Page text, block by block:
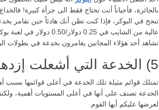
بالجائزة، فأحياناً أنت تحتاج فقط الى جرأة كبيرة!
تنجح في البوكر، فإذا كنت تظن أنك هادئاً حين تفامر
تشاهد أحد هؤلاء المجانين يغامرون بخدعة في بطولات
5) الخدعة التي أشعلت إزدهار البوكر
تمتلك قوائم مثيلة تلك الخدعة في أعلى قوائمها بسبب
الخدعة تصنف على أنها في أعلى المستويات أهمية،
لعرضها عليكم أيها القوم.